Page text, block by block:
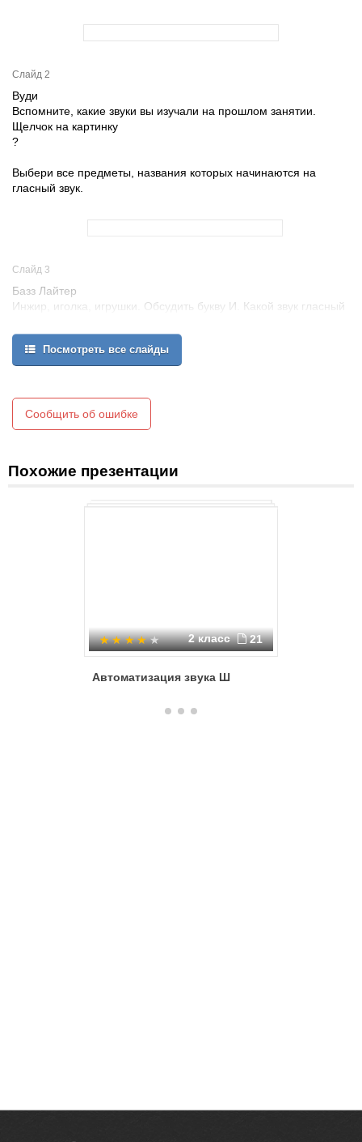
Слайд 2
Вуди
Вспомните, какие звуки вы изучали на прошлом занятии.
Щелчок на картинку
?
Выбери все предметы, названия которых начинаются на
гласный звук.
Слайд 3
Базз Лайтер
Инжир, иголка, игрушки. Обсудить букву И. Какой звук гласный
?
Что общего у предметов на рисунке?
И
Посмотреть все слайды
Сообщить об ошибке
Похожие презентации
2 класс 21
Автоматизация звука Ш